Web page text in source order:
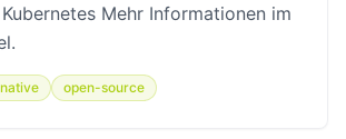
Mehr Informationen im
open-source